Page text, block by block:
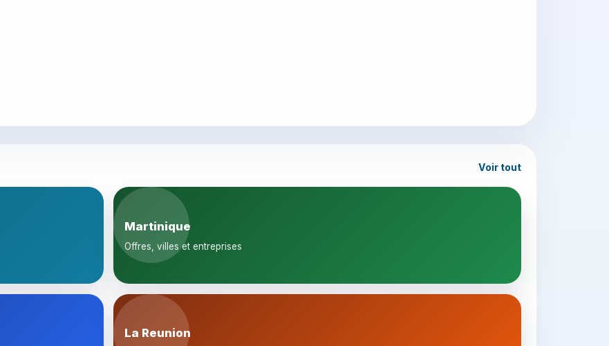
Voir tout
Martinique
Offres, villes et entreprises
La Reunion